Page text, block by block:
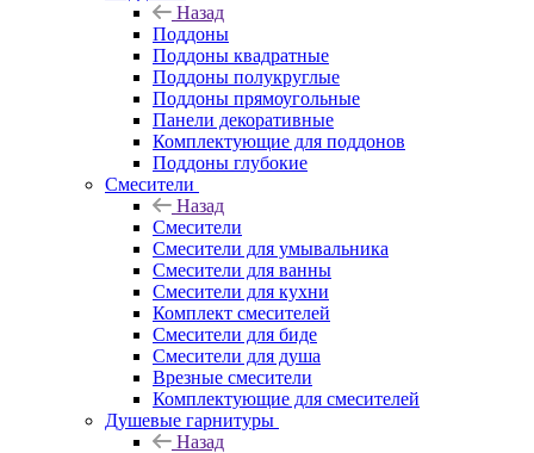
Назад
Поддоны
Поддоны квадратные
Поддоны полукруглые
Поддоны прямоугольные
Панели декоративные
Комплектующие для поддонов
Поддоны глубокие
Смесители
Назад
Смесители
Смесители для умывальника
Смесители для ванны
Смесители для кухни
Комплект смесителей
Смесители для биде
Смесители для душа
Врезные смесители
Комплектующие для смесителей
Душевые гарнитуры
Назад